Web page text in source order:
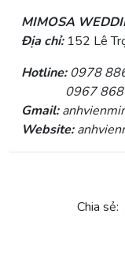
MIMOSA
Địa chỉ:152 Lê
Hotline: 0978
0967 868
Gmail:
Website:
Chia sẻ: